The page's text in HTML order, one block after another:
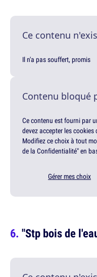
Ce contenu
Il n'a pas souffert, promis
Contenu bloqué
Ce contenu est fourni par
devez accepter les
Modifiez ce choix à tout
de la Confidentialité" en
Gérer mes choix
"Stp bois de